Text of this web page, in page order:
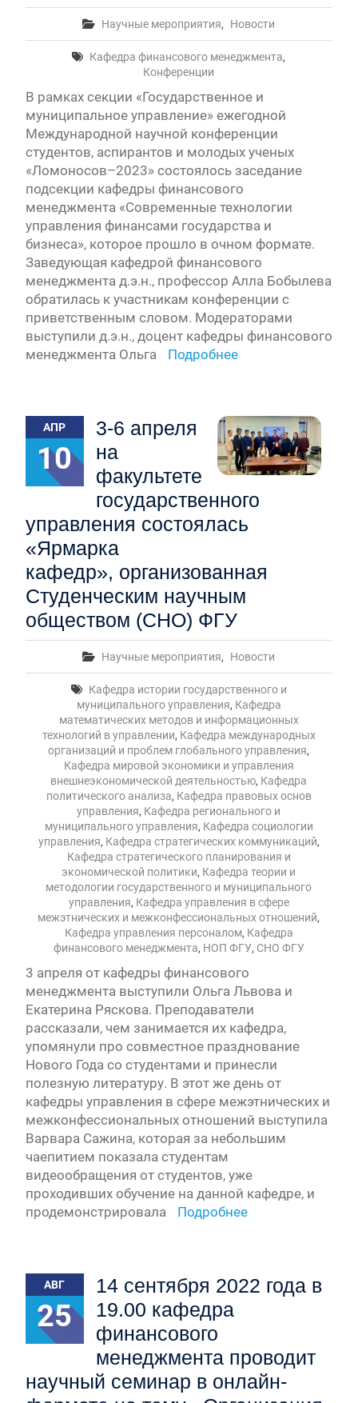
Научные мероприятия, Новости
Кафедра финансового менеджмента,
Конференции
В рамках секции «Государственное и
муниципальное управление» ежегодной
Международной научной конференции
студентов, аспирантов и молодых ученых
«Ломоносов–2023» состоялось заседание
подсекции кафедры финансового
менеджмента «Современные технологии
управления финансами государства и
бизнеса», которое прошло в очном формате.
Заведующая кафедрой финансового
менеджмента д.э.н., профессор Алла Бобылева
обратилась к участникам конференции с
приветственным словом. Модераторами
выступили д.э.н., доцент кафедры финансового
менеджмента Ольга
Подробнее
АПР
10
3-6 апреля
на
факультете
государственного
управления состоялась
«Ярмарка
кафедр», организованная
Студенческим научным
обществом (СНО) ФГУ
Научные мероприятия, Новости
Кафедра истории государственного и
муниципального управления, Кафедра
математических методов и информационных
технологий в управлении, Кафедра международных
организаций и проблем глобального управления,
Кафедра мировой экономики и управления
внешнеэкономической деятельностью, Кафедра
политического анализа, Кафедра правовых основ
управления, Кафедра регионального и
муниципального управления, Кафедра социологии
управления, Кафедра стратегических коммуникаций,
Кафедра стратегического планирования и
экономической политики, Кафедра теории и
методологии государственного и муниципального
управления, Кафедра управления в сфере
межэтнических и межконфессиональных отношений,
Кафедра управления персоналом, Кафедра
финансового менеджмента, НОП ФГУ, СНО ФГУ
3 апреля от кафедры финансового
менеджмента выступили Ольга Львова и
Екатерина Ряскова. Преподаватели
рассказали, чем занимается их кафедра,
упомянули про совместное празднование
Нового Года со студентами и принесли
полезную литературу. В этот же день от
кафедры управления в сфере межэтнических и
межконфессиональных отношений выступила
Варвара Сажина, которая за небольшим
чаепитием показала студентам
видеообращения от студентов, уже
проходивших обучение на данной кафедре, и
продемонстрировала
Подробнее
АВГ
25
14 сентября 2022 года в
19.00 кафедра
финансового
менеджмента проводит
научный семинар в онлайн-